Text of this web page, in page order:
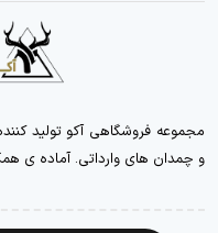
مجموعه فروشگاهی آکو تولید
و چمدان های وارداتی. آماده ی